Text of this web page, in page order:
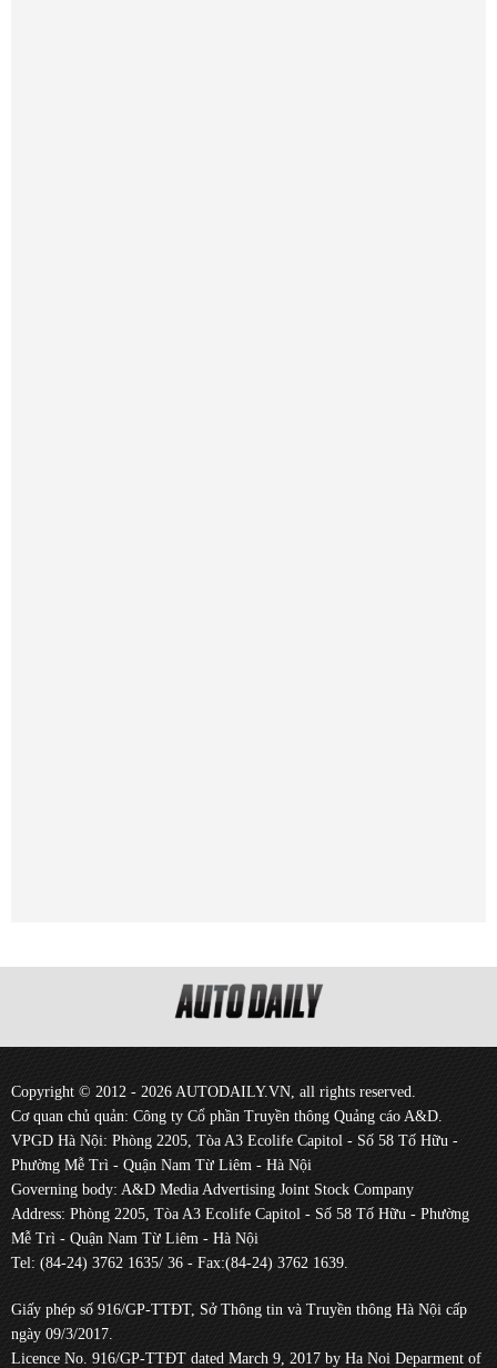
Copyright © 2012 - 2026 AUTODAILY.VN, all rights reserved.
Cơ quan chủ quản: Công ty Cổ phần Truyền thông Quảng cáo A&D.
VPGD Hà Nội: Phòng 2205, Tòa A3 Ecolife Capitol - Số 58 Tố Hữu -
Phường Mễ Trì - Quận Nam Từ Liêm - Hà Nội
Governing body: A&D Media Advertising Joint Stock Company
Address: Phòng 2205, Tòa A3 Ecolife Capitol - Số 58 Tố Hữu - Phường
Mễ Trì - Quận Nam Từ Liêm - Hà Nội
Tel: (84-24) 3762 1635/ 36 - Fax:(84-24) 3762 1639.
Giấy phép số 916/GP-TTĐT, Sở Thông tin và Truyền thông Hà Nội cấp
ngày 09/3/2017.
Licence No. 916/GP-TTĐT dated March 9, 2017 by Ha Noi Deparment of